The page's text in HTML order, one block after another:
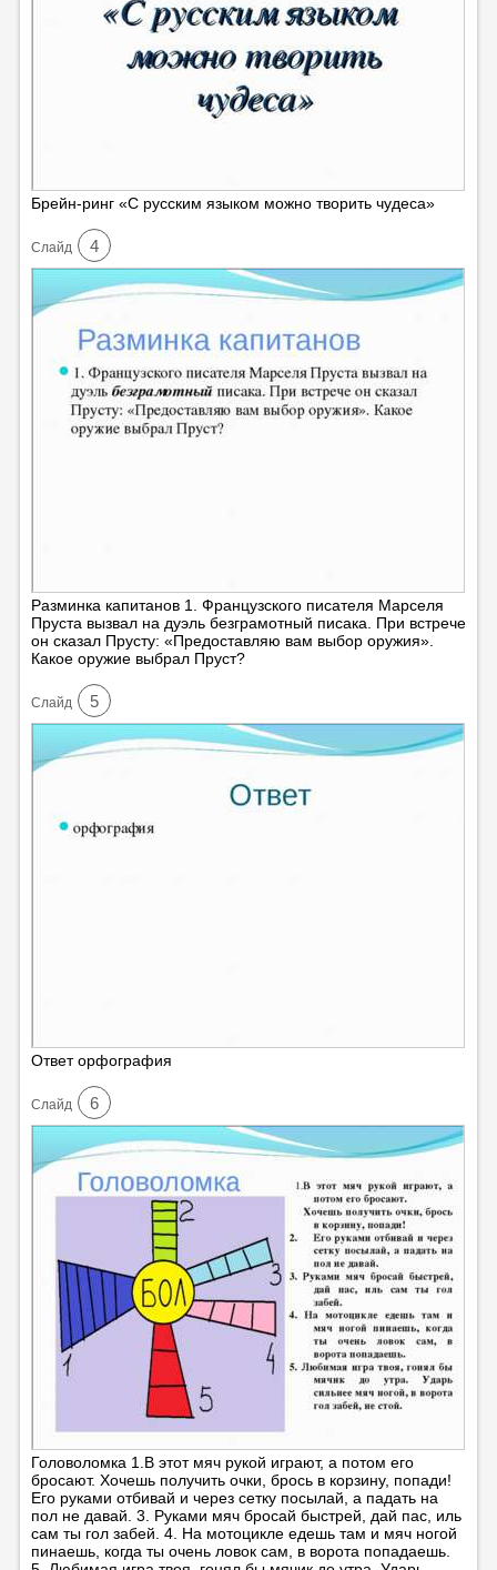
Брейн-ринг «С русским языком можно творить чудеса»
Cлайд 4
Разминка капитанов 1. Французского писателя Марселя
Пруста вызвал на дуэль безграмотный писака. При встрече
он сказал Прусту: «Предоставляю вам выбор оружия».
Какое оружие выбрал Пруст?
Cлайд 5
Ответ орфография
Cлайд 6
Головоломка 1.В этот мяч рукой играют, а потом его
бросают. Хочешь получить очки, брось в корзину, попади!
Его руками отбивай и через сетку посылай, а падать на
пол не давай. 3. Руками мяч бросай быстрей, дай пас, иль
сам ты гол забей. 4. На мотоцикле едешь там и мяч ногой
пинаешь, когда ты очень ловок сам, в ворота попадаешь.